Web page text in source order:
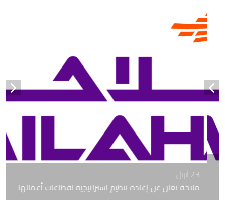
ملاحة تعلن عن إعادة تنظيم استراتيجية لقطاعات أعمالها